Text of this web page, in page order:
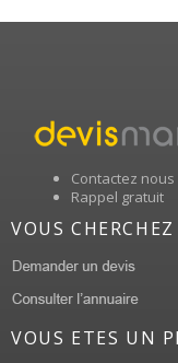
Contactez nous
Rappel gratuit
VOUS
VOUS ETES UN